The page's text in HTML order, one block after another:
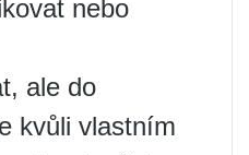
nebo
ale do
kvůli vlastním